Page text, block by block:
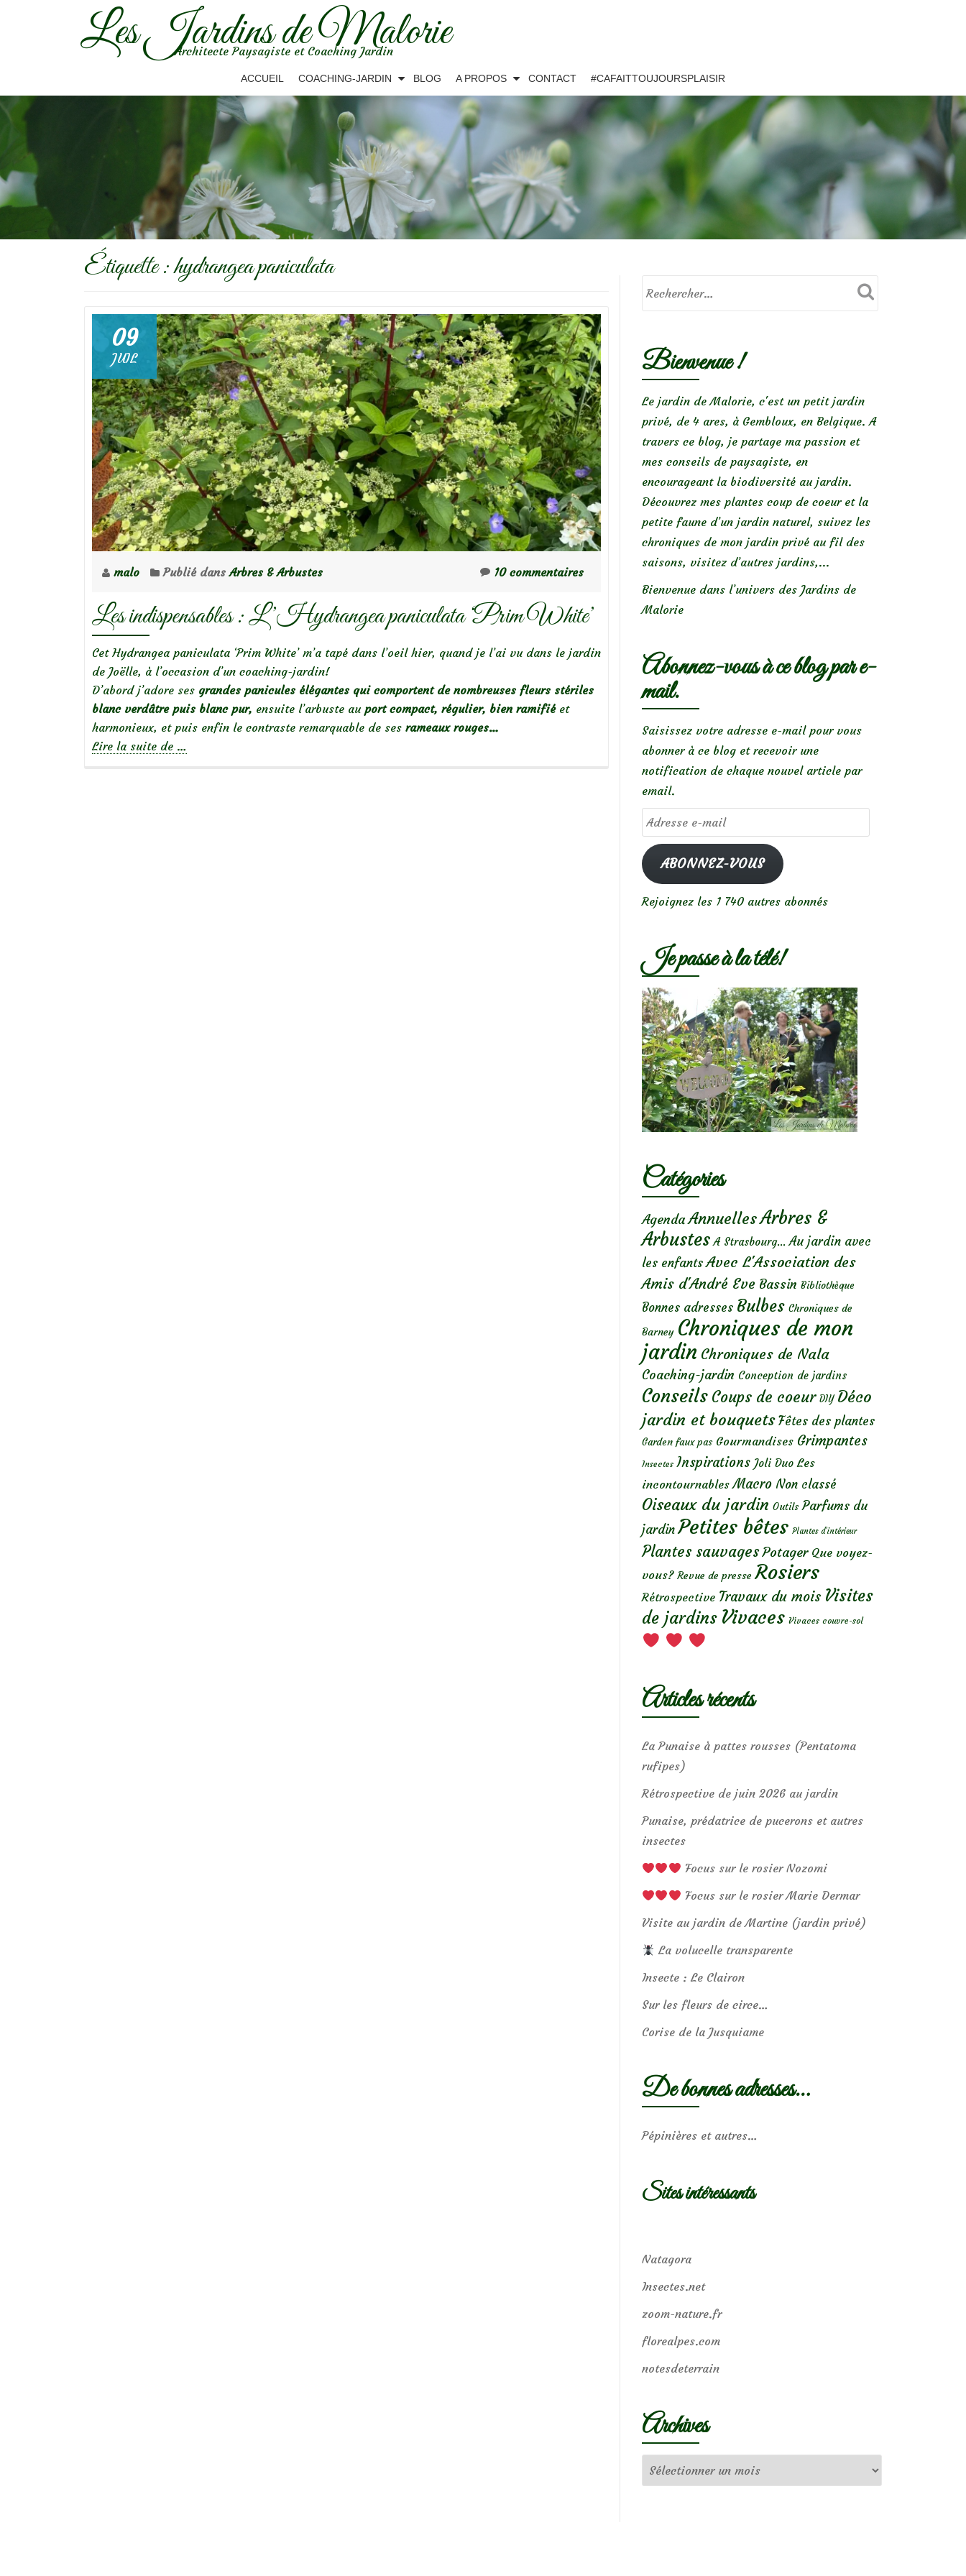
Les Jardins de Malorie
Architecte Paysagiste et Coaching Jardin
ACCUEIL COACHING-JARDIN BLOG A PROPOS CONTACT #CAFAITTOUJOURSPLAISIR
Étiquette :hydrangea paniculata
09
JUIL
malo Publié dansArbres & Arbustes 10 commentaires
Les indispensables : L’Hydrangea paniculata ‘Prim White’
Cet Hydrangea paniculata ‘Prim White’ m’a tapé dans l’oeil hier, quand je l’ai vu dans le jardin
de Joëlle, à l’occasion d’un coaching-jardin!
D’abord j’adore ses grandes panicules élégantes qui comportent de nombreuses fleurs stériles
blanc verdâtre puis blanc pur, ensuite l’arbuste au port compact, régulier, bien ramifiéet
harmonieux, et puis enfin le contraste remarquable de ses rameaux rouges…
Lire la suite de …
Bienvenue !
Le jardin de Malorie, c'est un petit jardin
privé, de 4 ares, à Gembloux, en Belgique. A
travers ce blog, je partage ma passion et
mes conseils de paysagiste, en
encourageant la biodiversité au jardin.
Découvrez mes plantes coup de coeur et la
petite faune d’un jardin naturel, suivez les
chroniques de mon jardin privé au fil des
saisons, visitez d’autres jardins,...
Bienvenue dans l’univers des Jardins de
Malorie
Abonnez-vous à ce blog par e-
mail.
Saisissez votre adresse e-mail pour vous
abonner à ce blog et recevoir une
notification de chaque nouvel article par
email.
Adresse
e-
mailABONNEZ-VOUS
Rejoignez les 1 740 autres abonnés
Je passe à la télé!
Catégories
Agenda AnnuellesArbres &
Arbustes A Strasbourg... Au jardin avec
les enfants Avec L'Association des
Amis d'André Eve Bassin Bibliothèque
Bonnes adresses Bulbes Chroniques de
Barney Chroniques de mon
jardin Chroniques de Nala
Coaching-jardin Conception de jardins
Conseils Coups de coeur DIY Déco
jardin et bouquets Fêtes des plantes
Garden faux pas Gourmandises Grimpantes
Insectes Inspirations Joli Duo Les
incontournables Macro Non classé
Oiseaux du jardin Outils Parfums du
jardin Petites bêtes Plantes d’intérieur
Plantes sauvages Potager Que voyez-
vous? Revue de presse Rosiers
Rétrospective Travaux du mois Visites
de jardins Vivaces Vivaces couvre-sol
Articles récents
La Punaise à pattes rousses (Pentatoma
rufipes)
Rétrospective de juin 2026 au jardin
Punaise, prédatrice de pucerons et autres
insectes
Focus sur le rosier Nozomi
Focus sur le rosier Marie Dermar
Visite au jardin de Martine (jardin privé)
La volucelle transparente
Insecte : Le Clairon
Sur les fleurs de circe…
Corise de la Jusquiame
De bonnes adresses…
Pépinières et autres…
Sites intéressants
Natagora
Insectes.net
zoom-nature.fr
florealpes.com
notesdeterrain
Archives
Archives